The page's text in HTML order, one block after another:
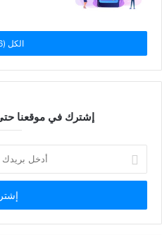
الكل (286)
إشترك في موقعنا
بريدك
الإلكتروني